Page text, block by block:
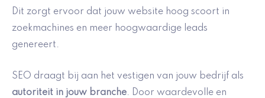
Dit zorgt ervoor dat jouw website hoog scoort in
zoekmachines en meer hoogwaardige leads
genereert.
SEO draagt bij aan het vestigen van jouw bedrijf als
autoriteit in jouw branche. Door waardevolle en